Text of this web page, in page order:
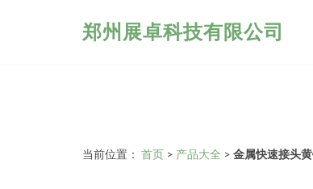
郑州展卓科技有限公司
当前位置： 首页 > 产品大全 > 金属快速接头